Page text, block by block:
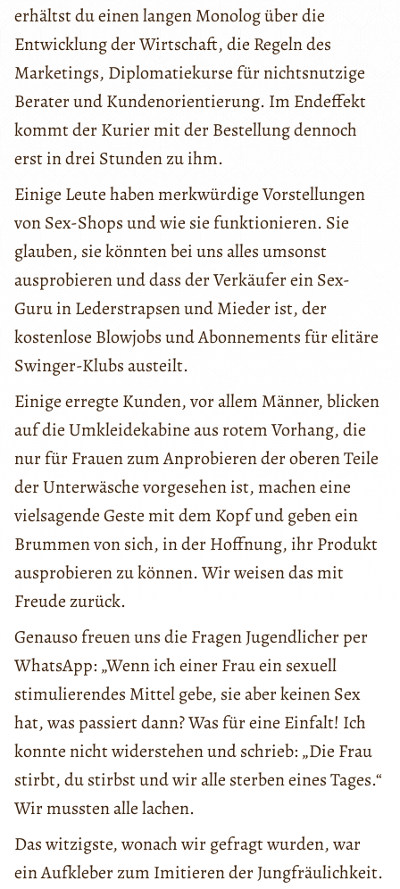
erhältst du einen langen Monolog über die
Entwicklung der Wirtschaft, die Regeln des
Marketings, Diplomatiekurse für nichtsnutzige
Berater und Kundenorientierung. Im Endeffekt
kommt der Kurier mit der Bestellung dennoch
erst in drei Stunden zu ihm.
Einige Leute haben merkwürdige Vorstellungen
von Sex-Shops und wie sie funktionieren. Sie
glauben, sie könnten bei uns alles umsonst
ausprobieren und dass der Verkäufer ein Sex-
Guru in Lederstrapsen und Mieder ist, der
kostenlose Blowjobs und Abonnements für elitäre
Swinger-Klubs austeilt.
Einige erregte Kunden, vor allem Männer, blicken
auf die Umkleidekabine aus rotem Vorhang, die
nur für Frauen zum Anprobieren der oberen Teile
der Unterwäsche vorgesehen ist, machen eine
vielsagende Geste mit dem Kopf und geben ein
Brummen von sich, in der Hoffnung, ihr Produkt
ausprobieren zu können. Wir weisen das mit
Freude zurück.
Genauso freuen uns die Fragen Jugendlicher per
WhatsApp: „Wenn ich einer Frau ein sexuell
stimulierendes Mittel gebe, sie aber keinen Sex
hat, was passiert dann? Was für eine Einfalt! Ich
konnte nicht widerstehen und schrieb: „Die Frau
stirbt, du stirbst und wir alle sterben eines Tages.“
Wir mussten alle lachen.
Das witzigste, wonach wir gefragt wurden, war
ein Aufkleber zum Imitieren der Jungfräulichkeit.